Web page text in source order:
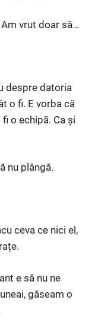
vrut doar să…
despre datoria
o fi. E vorba că
o echipă. Ca și
nu plângă.
ceva ce nici el,
e să nu ne
găseam o